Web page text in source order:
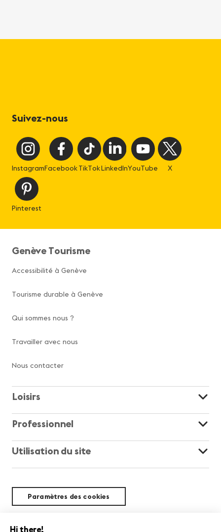
Suivez-nous
InstagramFacebookTikTokLinkedInYouTube X
Pinterest
Genève Tourisme
Accessibilité à Genève
Tourisme durable à Genève
Qui sommes nous ?
Travailler avec nous
Nous contacter
Loisirs
Professionnel
Utilisation du site
Paramètres des cookies